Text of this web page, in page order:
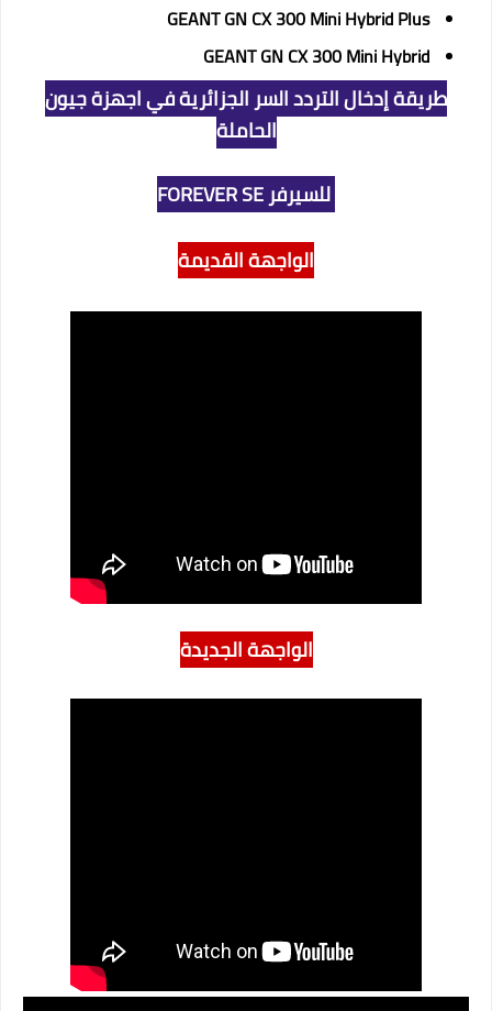
GEANT GN CX 300 Mini Hybrid Plus
GEANT GN CX 300 Mini Hybrid
طريقة إدخال التردد السر الجزائرية في اجهزة جيون
الحاملة
للسيرفر FOREVER SE
الواجهة القديمة
الواجهة الجديدة